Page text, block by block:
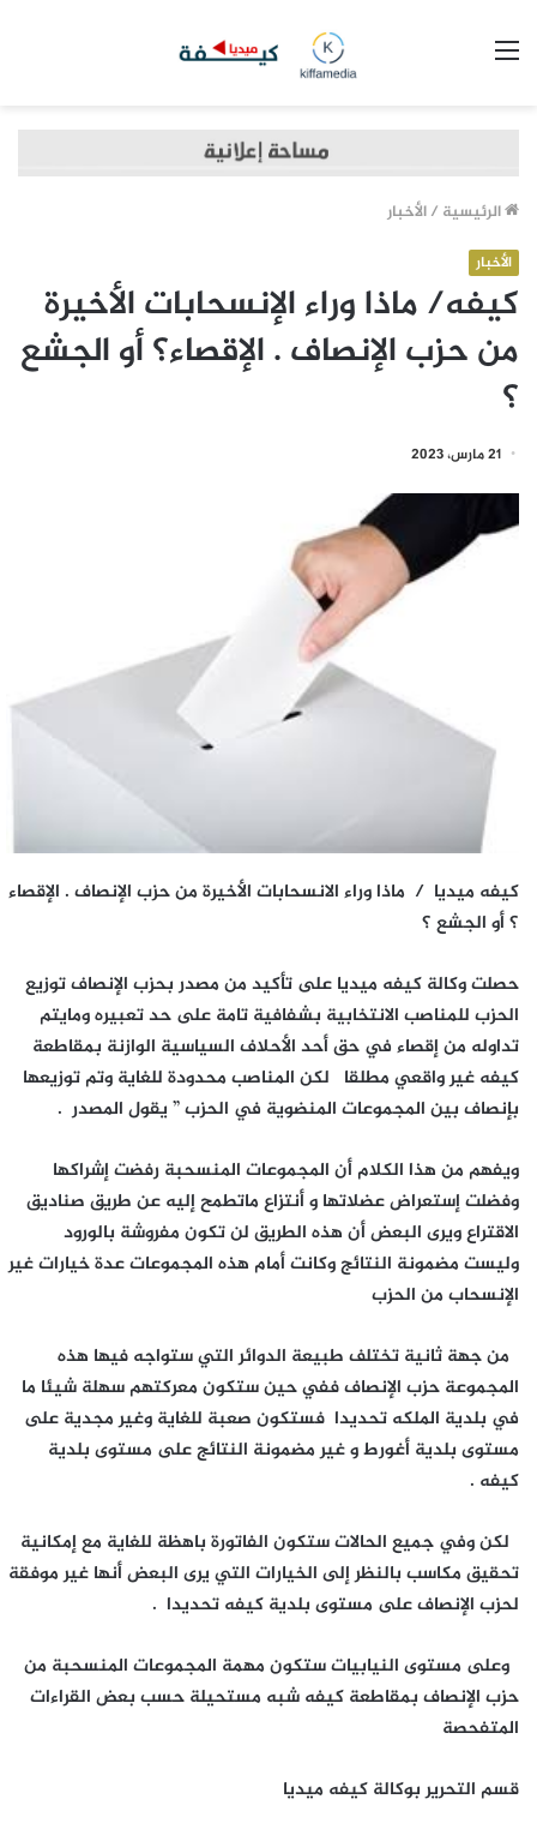
الرئيسية /الأخبار
الأخبار
كيفه/ ماذا وراء الإنسحابات الأخيرة
من حزب الإنصاف . الإقصاء؟ أو الجشع
؟
21 مارس، 2023
كيفه ميديا / ماذا وراء الانسحابات الأخيرة من حزب الإنصاف . الإقصاء
؟ أو الجشع ؟
حصلت وكالة كيفه ميديا على تأكيد من مصدر بحزب الإنصاف توزيع
الحزب للمناصب الانتخابية بشفافية تامة على حد تعبيره ومايتم
تداوله من إقصاء في حق أحد الأحلاف السياسية الوازنة بمقاطعة
كيفه غير واقعي مطلقا لكن المناصب محدودة للغاية وتم توزيعها
بإنصاف بين المجموعات المنضوية في الحزب ” يقول المصدر .
ويفهم من هذا الكلام أن المجموعات المنسحبة رفضت إشراكها
وفضلت إستعراض عضلاتها و أنتزاع ماتطمح إليه عن طريق صناديق
الاقتراع ويرى البعض أن هذه الطريق لن تكون مفروشة بالورود
وليست مضمونة النتائج وكانت أمام هذه المجموعات عدة خيارات غير
الإنسحاب من الحزب
من جهة ثانية تختلف طبيعة الدوائر التي ستواجه فيها هذه
المجموعة حزب الإنصاف ففي حين ستكون معركتهم سهلة شيئا ما
في بلدية الملكه تحديدا فستكون صعبة للغاية وغير مجدية على
مستوى بلدية أغورط و غير مضمونة النتائج على مستوى بلدية
كيفه .
لكن وفي جميع الحالات ستكون الفاتورة باهظة للغاية مع إمكانية
تحقيق مكاسب بالنظر إلى الخيارات التي يرى البعض أنها غير موفقة
لحزب الإنصاف على مستوى بلدية كيفه تحديدا .
وعلى مستوى النيابيات ستكون مهمة المجموعات المنسحبة من
حزب الإنصاف بمقاطعة كيفه شبه مستحيلة حسب بعض القراءات
المتفحصة
قسم التحرير بوكالة كيفه ميديا